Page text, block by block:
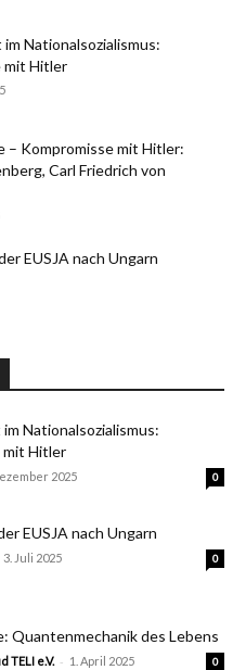
Nationalsozialismus:
mit Hitler
– Kompromisse mit Hitler:
Carl Friedrich von
EUSJA nach Ungarn
Nationalsozialismus:
mit Hitler
2025 0
EUSJA nach Ungarn
3. Juli 2025 0
Quantenmechanik des Lebens
TELI e.V. - 1. April 2025 0